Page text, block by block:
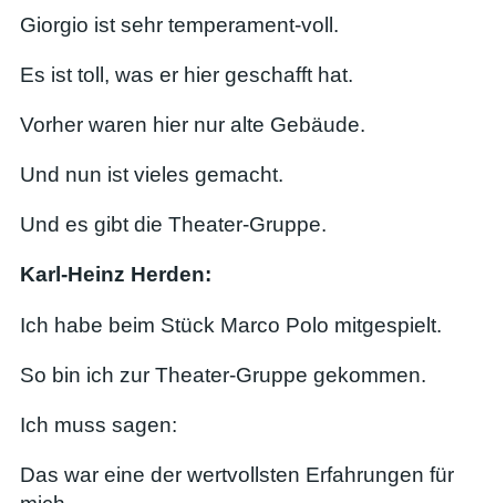
Giorgio ist sehr temperament-voll.
Es ist toll, was er hier geschafft hat.
Vorher waren hier nur alte Gebäude.
Und nun ist vieles gemacht.
Und es gibt die Theater-Gruppe.
Karl-Heinz Herden:
Ich habe beim Stück Marco Polo mitgespielt.
So bin ich zur Theater-Gruppe gekommen.
Ich muss sagen:
Das war eine der wertvollsten Erfahrungen für